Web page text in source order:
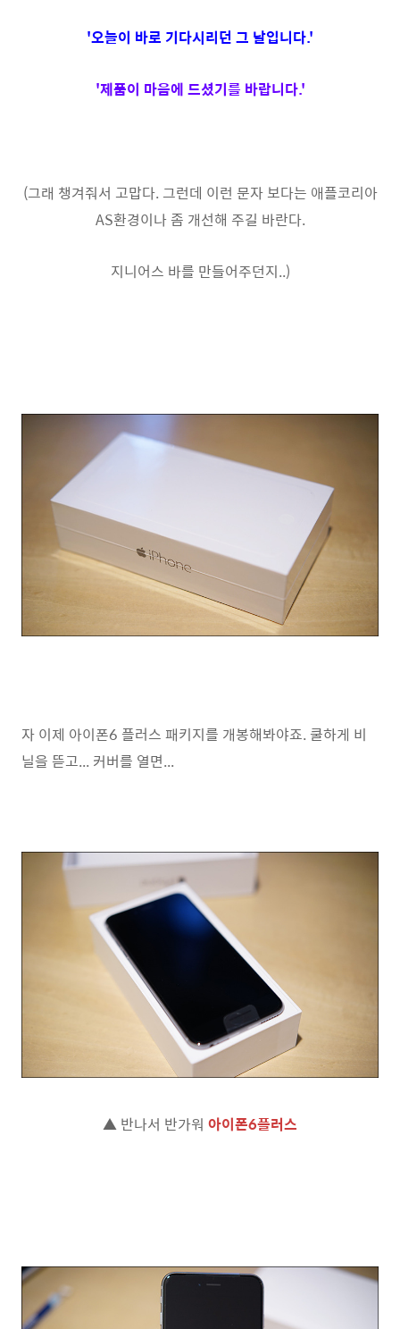
'오늘이 바로 기다시리던 그 날입니다.'
'제품이 마음에 드셨기를 바랍니다.'
(그래 챙겨줘서 고맙다. 그런데 이런 문자 보다는 애플코리아
AS환경이나 좀 개선해 주길 바란다.
지니어스 바를 만들어주던지..)
자 이제 아이폰6 플러스 패키지를 개봉해봐야죠. 쿨하게 비
닐을 뜯고... 커버를 열면...
▲ 반나서 반가워 아이폰6플러스